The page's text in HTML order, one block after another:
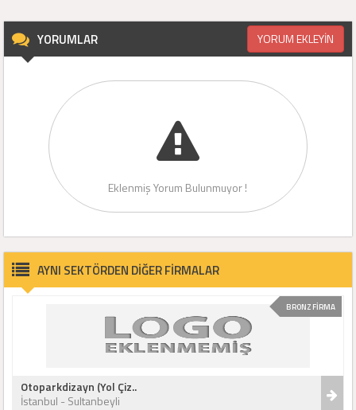
YORUMLAR YORUM EKLEYİN
Eklenmiş Yorum Bulunmuyor !
AYNI SEKTÖRDEN DİĞER FİRMALAR
BRONZ FİRMA
Otoparkdizayn (Yol Çiz..
İstanbul - Sultanbeyli